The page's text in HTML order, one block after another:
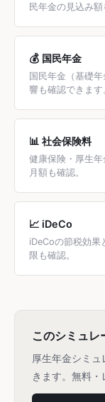
民年金の見込み額
💰 国民年金
国民年金（基礎
響も確認できます
📊 社会保険料
健康保険・厚生
月額も確認。
📈 iDeCo
iDeCoの節税効果
限も確認。
このシミュレ
厚生年金シミ
きます。無料・